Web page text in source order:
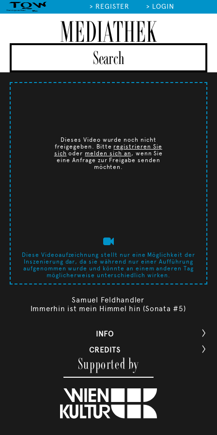
> REGISTER > LOGIN
MEDIATHEK
Dieses Video wurde noch nicht
freigegeben. Bitte registrieren Sie
sich oder melden sich an , wenn Sie
eine Anfrage zur Freigabe senden
möchten.
Diese Videoaufzeichnung stellt nur eine Möglichkeit der
Inszenierung dar, da sie während nur einer Aufführung
aufgenommen wurde und könnte an einem anderen Tag
möglicherweise unterschiedlich wirken.
Samuel Feldhandler
Immerhin ist mein Himmel hin (Sonata #5)
INFO 
CREDITS 
Supported by